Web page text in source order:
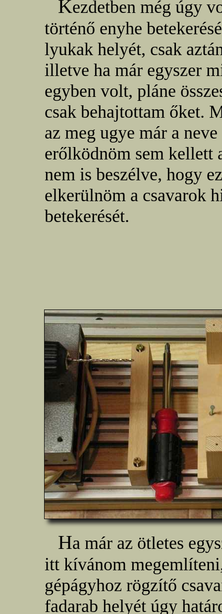
Kezdetben még úgy
történő enyhe
lyukak helyét, csak
illetve ha már egyszer
egyben volt, pláne
csak behajtottam őket.
az meg ugye már a
erőlködnöm sem kellett
nem is beszélve, hogy
elkerülnöm a csavarok
betekerését.
Ha már az ötletes
itt kívánom
gépágyhoz rögzítő
fadarab helyét úgy